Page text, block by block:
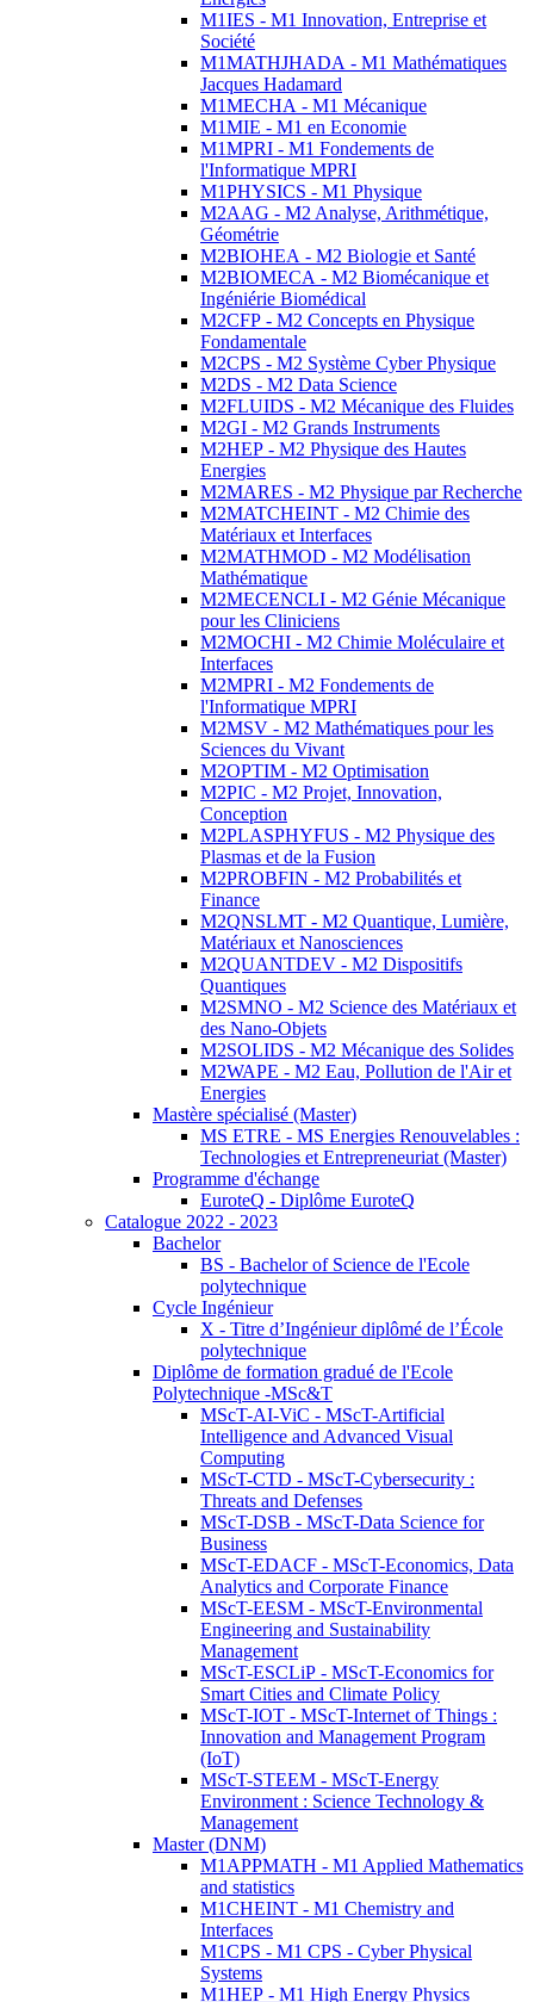
M1IES - M1 Innovation, Entreprise et
Société
M1MATHJHADA - M1 Mathématiques
Jacques Hadamard
M1MECHA - M1 Mécanique
M1MIE - M1 en Economie
M1MPRI - M1 Fondements de
l'Informatique MPRI
M1PHYSICS - M1 Physique
M2AAG - M2 Analyse, Arithmétique,
Géométrie
M2BIOHEA - M2 Biologie et Santé
M2BIOMECA - M2 Biomécanique et
Ingéniérie Biomédical
M2CFP - M2 Concepts en Physique
Fondamentale
M2CPS - M2 Système Cyber Physique
M2DS - M2 Data Science
M2FLUIDS - M2 Mécanique des Fluides
M2GI - M2 Grands Instruments
M2HEP - M2 Physique des Hautes
Energies
M2MARES - M2 Physique par Recherche
M2MATCHEINT - M2 Chimie des
Matériaux et Interfaces
M2MATHMOD - M2 Modélisation
Mathématique
M2MECENCLI - M2 Génie Mécanique
pour les Cliniciens
M2MOCHI - M2 Chimie Moléculaire et
Interfaces
M2MPRI - M2 Fondements de
l'Informatique MPRI
M2MSV - M2 Mathématiques pour les
Sciences du Vivant
M2OPTIM - M2 Optimisation
M2PIC - M2 Projet, Innovation,
Conception
M2PLASPHYFUS - M2 Physique des
Plasmas et de la Fusion
M2PROBFIN - M2 Probabilités et
Finance
M2QNSLMT - M2 Quantique, Lumière,
Matériaux et Nanosciences
M2QUANTDEV - M2 Dispositifs
Quantiques
M2SMNO - M2 Science des Matériaux et
des Nano-Objets
M2SOLIDS - M2 Mécanique des Solides
M2WAPE - M2 Eau, Pollution de l'Air et
Energies
Mastère spécialisé (Master)
MS ETRE - MS Energies Renouvelables :
Technologies et Entrepreneuriat (Master)
Programme d'échange
EuroteQ - Diplôme EuroteQ
Catalogue 2022 - 2023
Bachelor
BS - Bachelor of Science de l'Ecole
polytechnique
Cycle Ingénieur
X - Titre d’Ingénieur diplômé de l’École
polytechnique
Diplôme de formation gradué de l'Ecole
Polytechnique -MSc&T
MScT-AI-ViC - MScT-Artificial
Intelligence and Advanced Visual
Computing
MScT-CTD - MScT-Cybersecurity :
Threats and Defenses
MScT-DSB - MScT-Data Science for
Business
MScT-EDACF - MScT-Economics, Data
Analytics and Corporate Finance
MScT-EESM - MScT-Environmental
Engineering and Sustainability
Management
MScT-ESCLiP - MScT-Economics for
Smart Cities and Climate Policy
MScT-IOT - MScT-Internet of Things :
Innovation and Management Program
(IoT)
MScT-STEEM - MScT-Energy
Environment : Science Technology &
Management
Master (DNM)
M1APPMATH - M1 Applied Mathematics
and statistics
M1CHEINT - M1 Chemistry and
Interfaces
M1CPS - M1 CPS - Cyber Physical
Systems
M1HEP - M1 High Energy Physics